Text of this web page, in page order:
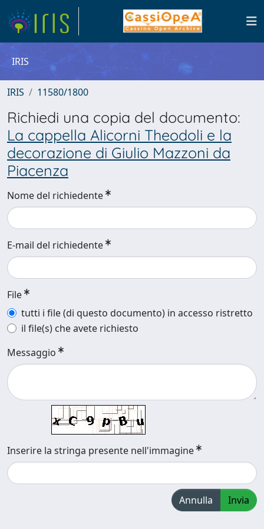
IRIS
IRIS 11580/1800
Richiedi una copia del documento:
La cappella Alicorni Theodoli e la
decorazione di Giulio Mazzoni da
Piacenza
Nome del richiedente
E-mail del richiedente
File
tutti i file (di questo documento) in accesso ristretto
il file(s) che avete richiesto
Messaggio
Inserire la stringa presente nell'immagine
Annulla Invia